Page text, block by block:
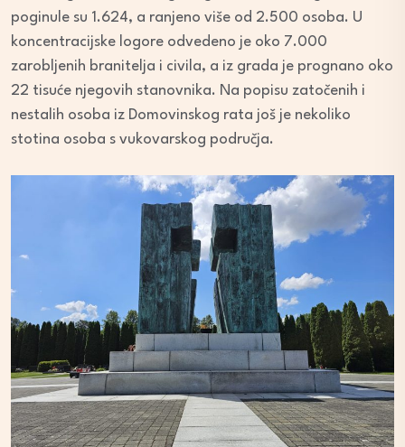
poginule su 1.624, a ranjeno više od 2.500 osoba. U
koncentracijske logore odvedeno je oko 7.000
zarobljenih branitelja i civila, a iz grada je prognano oko
22 tisuće njegovih stanovnika. Na popisu zatočenih i
nestalih osoba iz Domovinskog rata još je nekoliko
stotina osoba s vukovarskog područja.